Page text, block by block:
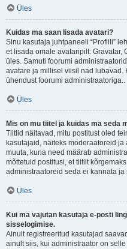
Üles
Kuidas ma saan lisada avatari?
Sinu kasutaja juhtpaneeli “Profiili”
et lisada omale avataripilt: Gravatar,
üles. Samuti foorumi
avatare ja millisel viisil nad lubavad.
ühendust foorumi administraatoriga..
Üles
Mis on mu tiitel ja kuidas ma seda
Tiitlid näitavad, mitu postitust oled
kasutajaid, näiteks moderaatoreid
muuta, kuna need määrab
mõttetuid postitusi, et tiitlit
administraatoreid seda ei kannata
Üles
Kui ma vajutan kasutaja e-posti
sisselogimise.
Ainult registreeritud kasutajad
ainult siis, kui administraator on